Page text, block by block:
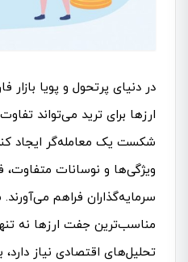
در دنیای پرتحول و پویا
ارزها برای ترید می‌تواند
شکست یک معامله‌گر ایجاد
ویژگی‌ها و نوسانات
سرمایه‌گذاران فراهم
مناسب‌ترین جفت ارزها نه
تحلیل‌های اقتصادی نیاز دارد،